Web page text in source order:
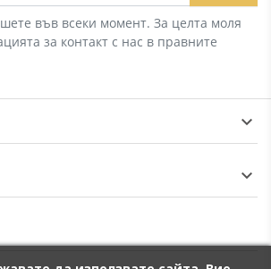
във всеки момент. За целта моля
за контакт с нас в правните